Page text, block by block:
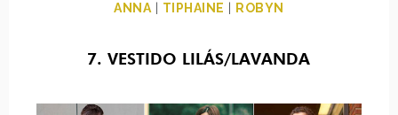
ANNA TIPHAINE ROBYN
7. VESTIDO LILÁS/LAVANDA